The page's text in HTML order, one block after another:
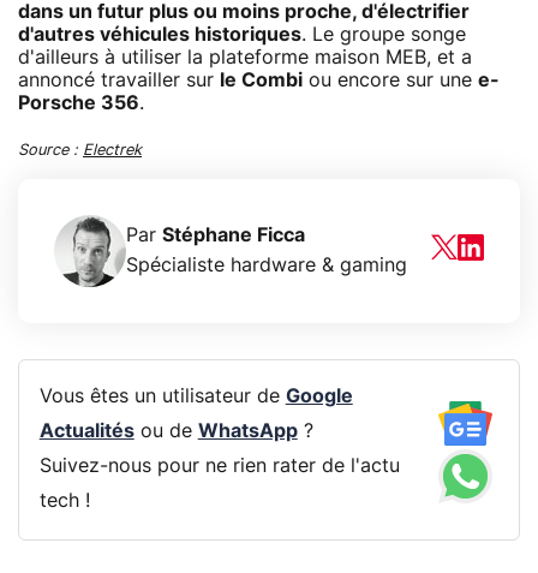
dans un futur plus ou moins proche, d'électrifier
d'autres véhicules historiques. Le groupe songe
d'ailleurs à utiliser la plateforme maison MEB, et a
annoncé travailler sur le Combi ou encore sur une e-
Porsche 356.
Source : Electrek
Par Stéphane Ficca
Spécialiste hardware & gaming
Vous êtes un utilisateur de Google
Actualitésou de WhatsApp?
Suivez-nous pour ne rien rater de l'actu
tech !